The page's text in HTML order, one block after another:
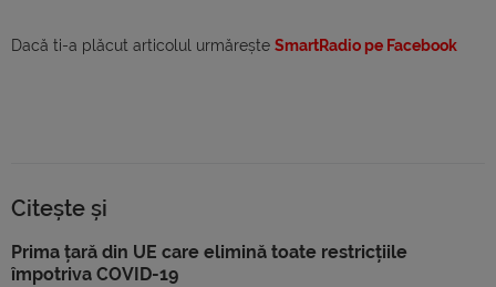
Dacă ti-a plăcut articolul urmărește SmartRadio pe Facebook
Citește și
Prima țară din UE care elimină toate restricțiile
împotriva COVID-19